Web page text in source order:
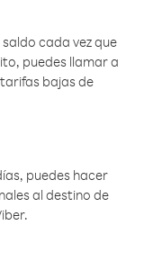
cada vez que
puedes llamar a
bajas de
puedes hacer
al destino de